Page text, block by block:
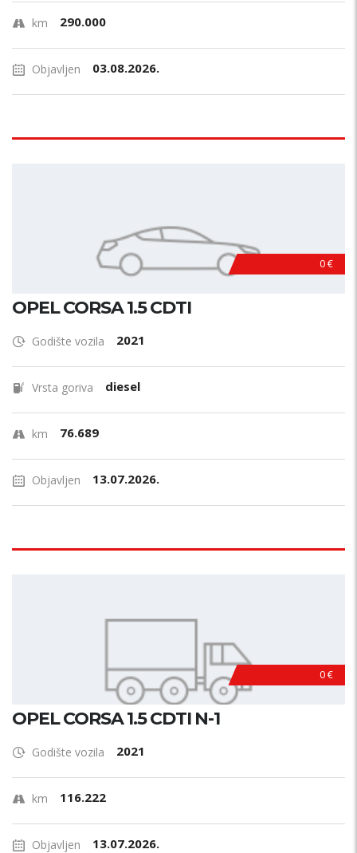
km 290.000
Objavljen 03.08.2026.
0 €
OPEL CORSA 1.5 CDTI
Godište vozila 2021
Vrsta goriva diesel
km 76.689
Objavljen 13.07.2026.
0 €
OPEL CORSA 1.5 CDTI N-1
Godište vozila 2021
km 116.222
Objavljen 13.07.2026.